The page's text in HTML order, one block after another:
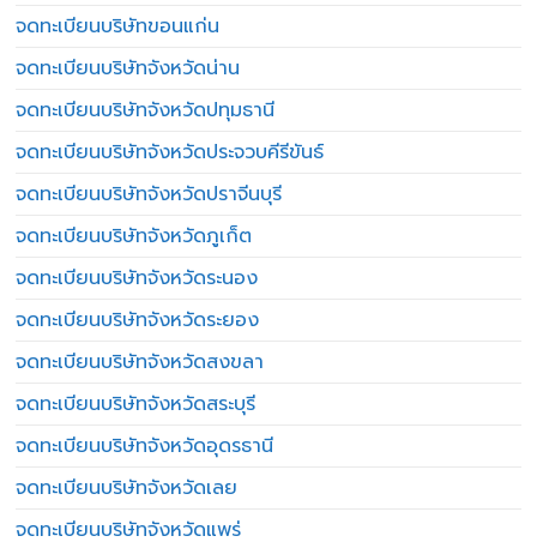
จดทะเบียนบริษัทขอนแก่น
จดทะเบียนบริษัทจังหวัดน่าน
จดทะเบียนบริษัทจังหวัดปทุมธานี
จดทะเบียนบริษัทจังหวัดประจวบคีรีขันธ์
จดทะเบียนบริษัทจังหวัดปราจีนบุรี
จดทะเบียนบริษัทจังหวัดภูเก็ต
จดทะเบียนบริษัทจังหวัดระนอง
จดทะเบียนบริษัทจังหวัดระยอง
จดทะเบียนบริษัทจังหวัดสงขลา
จดทะเบียนบริษัทจังหวัดสระบุรี
จดทะเบียนบริษัทจังหวัดอุดรธานี
จดทะเบียนบริษัทจังหวัดเลย
จดทะเบียนบริษัทจังหวัดแพร่